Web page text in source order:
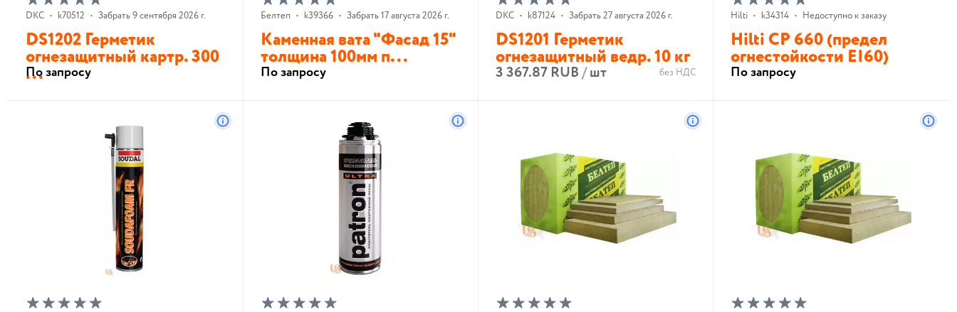
DKC • k70512 • Забрать 9 сентября 2026 г.
DS1202 Герметик
огнезащитный картр. 300
...
По запросу
Белтеп • k39366 • Забрать 17 августа 2026 г.
Каменная вата "Фасад 15"
толщина 100мм п...
По запросу
DKC • k87124 • Забрать 27 августа 2026 г.
DS1201 Герметик
огнезащитный ведр. 10 кг
3 367.87 RUB/шт без НДС
Hilti • k34314 • Недоступно к заказу
Hilti CP 660 (предел
огнестойкости EI60)
По запросу